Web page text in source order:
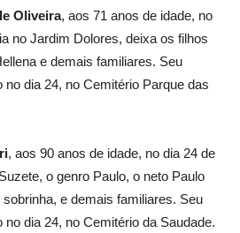
Oliveira, aos 71 anos de idade, no
no Jardim Dolores, deixa os filhos
e demais familiares. Seu
dia 24, no Cemitério Parque das
, aos 90 anos de idade, no dia 24 de
o genro Paulo, o neto Paulo
e demais familiares. Seu
dia 24, no Cemitério da Saudade.